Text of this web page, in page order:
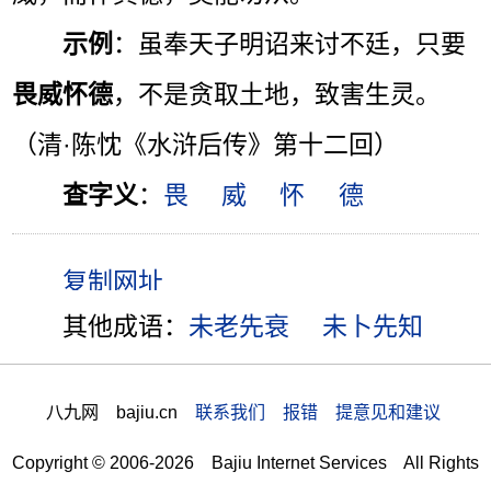
示例 ：虽奉天子明诏来讨不廷，只要
畏威怀德，不是贪取土地，致害生灵。
（清·陈忱《水浒后传》第十二回）
查字义 ： 畏 威 怀 德
其他成语： 未老先衰 未卜先知
八九网 bajiu.cn 联系我们 报错 提意见和建议
Copyright © 2006-2026 Bajiu Internet Services All Rights